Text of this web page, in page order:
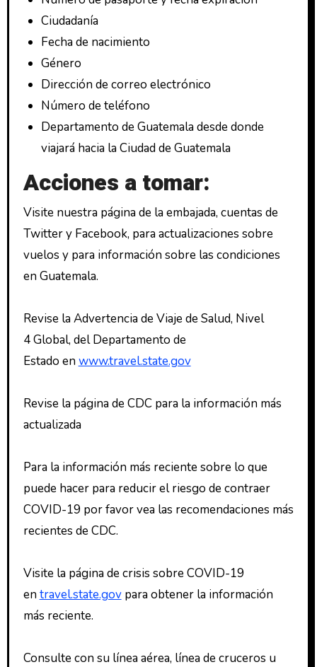
Ciudadanía
Fecha de nacimiento
Género
Dirección de correo electrónico
Número de teléfono
Departamento de Guatemala desde donde
viajará hacia la Ciudad de Guatemala
Acciones a tomar:
Visite nuestra página de la embajada, cuentas de
Twitter y Facebook, para actualizaciones sobre
vuelos y para información sobre las condiciones
en Guatemala.
Revise la Advertencia de Viaje de Salud, Nivel
4 Global, del Departamento de
Estado enwww.travel.state.gov
Revise la página de CDC para la información más
actualizada
Para la información más reciente sobre lo que
puede hacer para reducir el riesgo de contraer
COVID-19 por favor vea las recomendaciones más
recientes de CDC.
Visite la página de crisis sobre COVID-19
entravel.state.govpara obtener la información
más reciente.
Consulte con su línea aérea, línea de cruceros u